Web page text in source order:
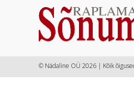
© Nädaline OÜ 2026 | Kõik